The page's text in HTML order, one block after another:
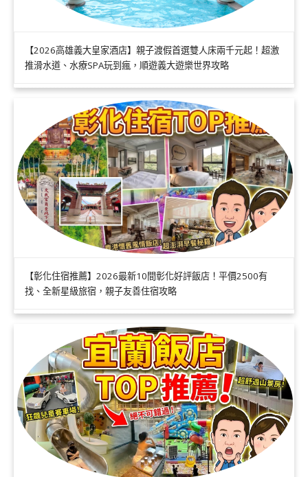
【2026高雄義大皇家酒店】親子渡假首選雙人床兩千元起！超激
推滑水道、水療SPA玩到瘋，順遊義大遊樂世界攻略
【彰化住宿推薦】2026最新10間彰化好評飯店！平價2500有
找、全新星級旅宿，親子友善住宿攻略